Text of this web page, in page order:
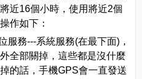
近16個小時，使用將近2個
作如下：
務---系統服務(在最下面)，
全部關掉，這些都是沒什麼
的話，手機GPS會一直發送